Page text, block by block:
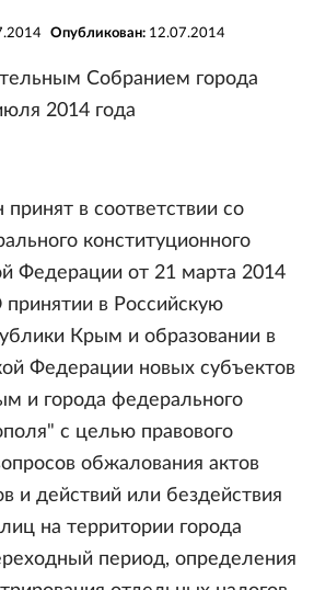
Опубликован: 12.07.2014
Собранием города
2014 года
в соответствии со
конституционного
Федерации от 21 марта 2014
в Российскую
Крым и образовании в
Федерации новых субъектов
и города федерального
с целью правового
обжалования актов
и действий или бездействия
на территории города
период, определения